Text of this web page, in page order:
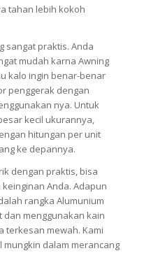
tahan lebih kokoh
sangat praktis. Anda
mudah karna Awning
kalo ingin benar-benar
penggerak dengan
nya. Untuk
kecil ukurannya,
hitungan per unit
ke depannya.
dengan praktis, bisa
Anda. Adapun
rangka Alumunium
dan menggunakan kain
terkesan mewah. Kami
dalam merancang